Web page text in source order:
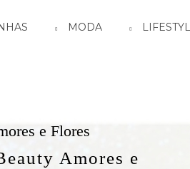
MODA
e Flores
Amores e